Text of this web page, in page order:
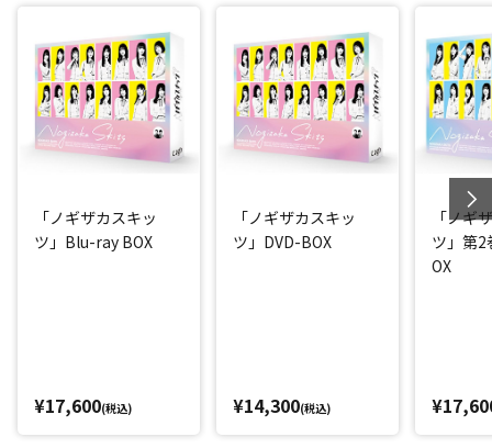
「ノギザカスキッ
ツ」Blu-ray BOX
¥17,600(税込)
「ノギザカスキッ
ツ」DVD-BOX
¥14,300(税込)
「ノギ
ツ」第
OX